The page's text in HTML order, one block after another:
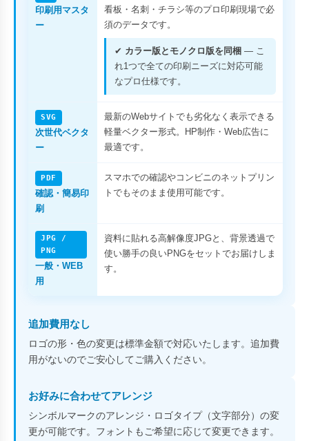
印刷用マスタ
ー
看板・名刺・チラシ等のプロ印刷現場で必
須のデータです。
✔ カラー版とモノクロ版を同梱 — こ
れ1つで全ての印刷ニーズに対応可能
なプロ仕様です。
SVG
次世代ベクタ
ー
最新のWebサイトでも劣化なく表示できる
軽量ベクター形式。HP制作・Web広告に
最適です。
PDF
確認・簡易印
刷
スマホでの確認やコンビニのネットプリン
トでもそのまま使用可能です。
JPG /
PNG
一般・WEB
用
資料に貼れる高解像度JPGと、背景透過で
使い勝手の良いPNGをセットでお届けしま
す。
追加費用なし
ロゴの形・色の変更は標準金額で対応いたします。追加費
用がないのでご安心してご購入ください。
お好みに合わせてアレンジ
シンボルマークのアレンジ・ロゴタイプ（文字部分）の変
更が可能です。フォントもご希望に応じて変更できます。